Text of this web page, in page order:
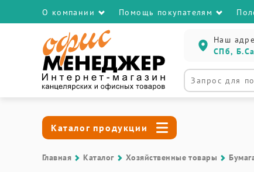
О компании Помощь покупателям
Наш
СПб,
Каталог продукции
Главная Каталог Хозяйственные товары